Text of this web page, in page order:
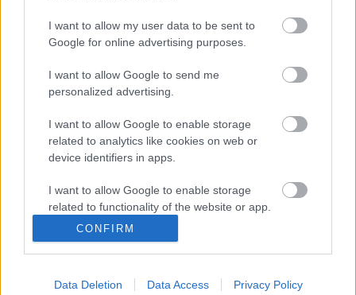
I want to allow my user data to be sent to
Google for online advertising purposes.
I want to allow Google to send me
personalized advertising.
I want to allow Google to enable storage
related to analytics like cookies on web or
device identifiers in apps.
I want to allow Google to enable storage
related to functionality of the website or app.
I want to allow Google to enable storage
related to personalization.
I want to allow Google to enable storage
CONFIRM
Data Deletion Data Access Privacy Policy
Amióta megjártam a tokió nagybani halpiacát, a
Tsukiji halpiacot (képes beszámolóm itt), még
precizitással és perfekcionizmussal tekintenek erre a
halra is a japánok, ami nálunk leginkább
Rodizio, amit egy igazi húsevő nem
hagyhat ki!
világevő•2013. június 17.
A steak- és húsrajongók általában a hatalmas,
olyan vetélytársa is ennek a műfajnak, ahol vékonyka